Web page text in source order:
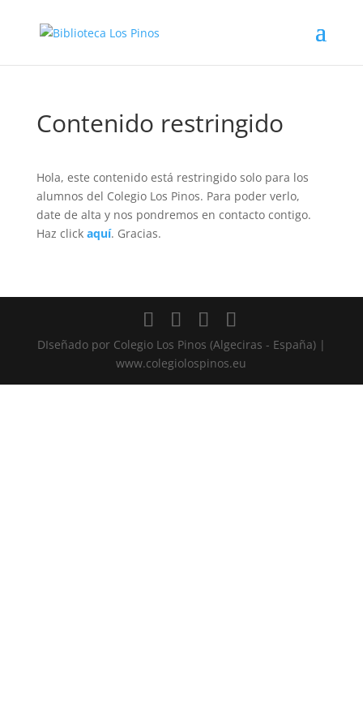
Contenido restringido
Hola, este contenido está restringido solo para los
alumnos del Colegio Los Pinos. Para poder verlo,
date de alta y nos pondremos en contacto contigo.
Haz click aquí. Gracias.
DIseñado por Colegio Los Pinos (Algeciras - España) |
www.colegiolospinos.eu